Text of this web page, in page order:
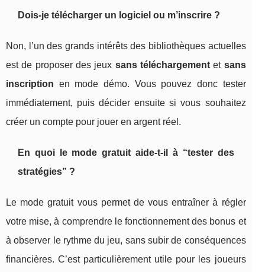
Dois-je télécharger un logiciel ou m’inscrire ?
Non, l’un des grands intérêts des bibliothèques actuelles
est de proposer des jeux sans téléchargementet sans
inscription en mode démo. Vous pouvez donc tester
immédiatement, puis décider ensuite si vous souhaitez
créer un compte pour jouer en argent réel.
En quoi le mode gratuit aide-t-il à “tester des
stratégies” ?
Le mode gratuit vous permet de vous entraîner à régler
votre mise, à comprendre le fonctionnement des bonus et
à observer le rythme du jeu, sans subir de conséquences
financières. C’est particulièrement utile pour les joueurs